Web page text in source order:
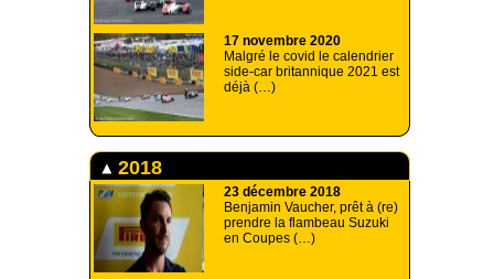
17 novembre 2020
Malgré le covid le calendrier
side-car britannique 2021 est
déjà (…)
2018
23 décembre 2018
Benjamin Vaucher, prêt à (re)
prendre la flambeau Suzuki
en Coupes (…)